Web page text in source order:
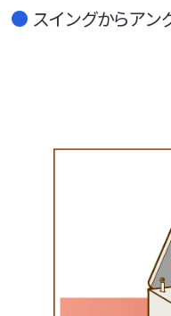
● スイングからアン